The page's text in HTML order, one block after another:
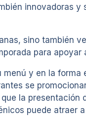
innovadoras y
sino también
para apoyar
y en la
se
la
puede atraer